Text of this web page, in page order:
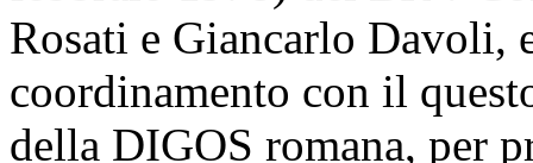
Rosati e Giancarlo Davoli,
coordinamento con il
della DIGOS romana, per